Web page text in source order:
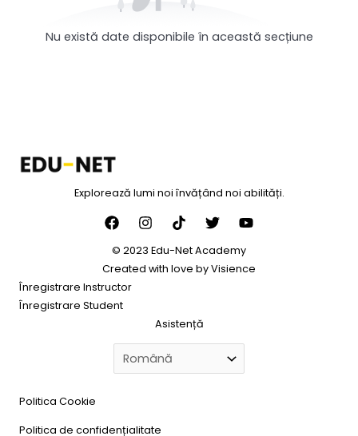
Nu există date disponibile în această secțiune
Explorează lumi noi învățând noi abilități.
© 2023 Edu-Net Academy
Created with love byVisience
Înregistrare Instructor
Înregistrare Student
Asistență
Politica Cookie
Politica de confidențialitate